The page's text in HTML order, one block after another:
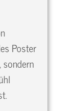
Poster